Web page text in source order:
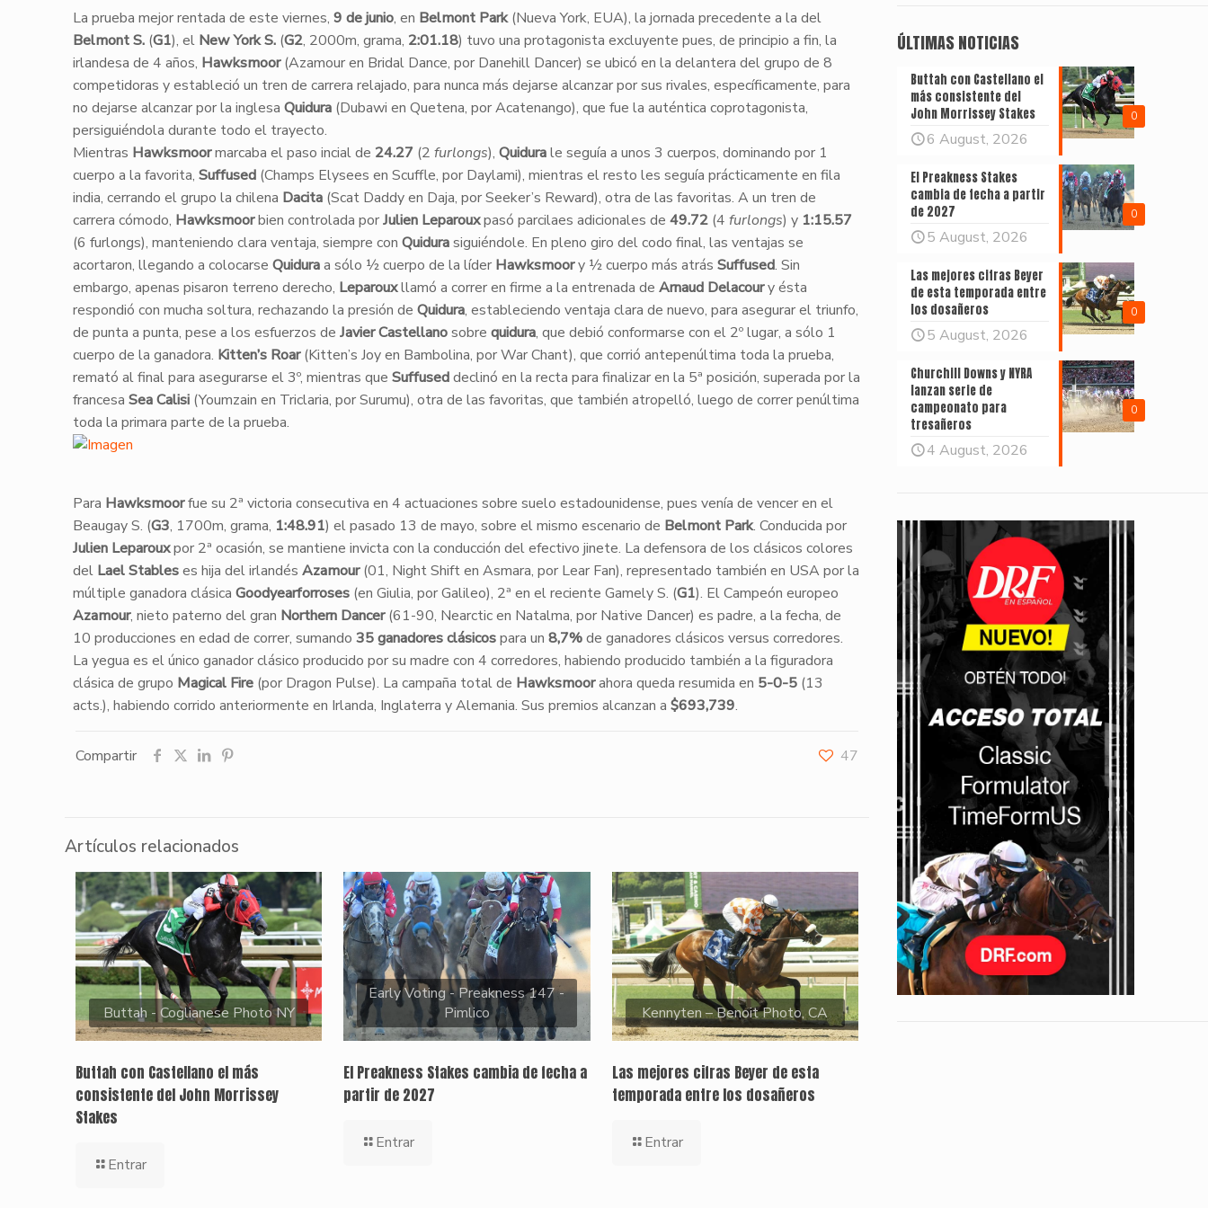
​La prueba mejor rentada de este viernes, 9 de junio, en Belmont Park(Nueva York, EUA), la jornada precedente a la del
Belmont S. (G1), el New York S.(G2, 2000m, grama, 2:01.18) tuvo una protagonista excluyente pues, de principio a fin, la
irlandesa de 4 años, Hawksmoor(Azamour en Bridal Dance, por Danehill Dancer) se ubicó en la delantera del grupo de 8
competidoras y estableció un tren de carrera relajado, para nunca más dejarse alcanzar por sus rivales, específicamente, para
no dejarse alcanzar por la inglesa Quidura(Dubawi en Quetena, por Acatenango), que fue la auténtica coprotagonista,
persiguiéndola durante todo el trayecto.
​Mientras Hawksmoormarcaba el paso incial de 24.27 (2 furlongs), Quidurale seguía a unos 3 cuerpos, dominando por 1
cuerpo a la favorita, Suffused(Champs Elysees en Scuffle, por Daylami), mientras el resto les seguía prácticamente en fila
india, cerrando el grupo la chilena Dacita(Scat Daddy en Daja, por Seeker’s Reward), otra de las favoritas. A un tren de
carrera cómodo, Hawksmoorbien controlada porJulien Leparouxpasó parcilaes adicionales de 49.72(4 furlongs) y 1:15.57
(6 furlongs), manteniendo clara ventaja, siempre con Quidurasiguiéndole. En pleno giro del codo final, las ventajas se
acortaron, llegando a colocarse Quiduraa sólo ½ cuerpo de la líder Hawksmoory ½ cuerpo más atrás Suffused. Sin
embargo, apenas pisaron terreno derecho, Leparouxllamó a correr en firme a la entrenada de Arnaud Delacoury ésta
respondió con mucha soltura, rechazando la presión de Quidura, estableciendo ventaja clara de nuevo, para asegurar el triunfo,
de punta a punta, pese a los esfuerzos de Javier Castellanosobre quidura, que debió conformarse con el 2º lugar, a sólo 1
cuerpo de la ganadora. Kitten’s Roar(Kitten’s Joy en Bambolina, por War Chant), que corrió antepenúltima toda la prueba,
remató al final para asegurarse el 3º, mientras que Suffuseddeclinó en la recta para finalizar en la 5ª posición, superada por la
francesa Sea Calisi(Youmzain en Triclaria, por Surumu), otra de las favoritas, que también atropelló, luego de correr penúltima
toda la primara parte de la prueba.
​Para Hawksmoorfue su 2ª victoria consecutiva en 4 actuaciones sobre suelo estadounidense, pues venía de vencer en el
Beaugay S. (G3, 1700m, grama, 1:48.91) el pasado 13 de mayo, sobre el mismo escenario de Belmont Park. Conducida por
Julien Leparouxpor 2ª ocasión, se mantiene invicta con la conducción del efectivo jinete. La defensora de los clásicos colores
del Lael Stableses hija del irlandés Azamour(01, Night Shift en Asmara, por Lear Fan), representado también en USA por la
múltiple ganadora clásica Goodyearforroses(en Giulia, por Galileo), 2ª en el reciente Gamely S. (G1). El Campeón europeo
Azamour, nieto paterno del gran Northern Dancer(61-90, Nearctic en Natalma, por Native Dancer) es padre, a la fecha, de
10 producciones en edad de correr, sumando 35 ganadores clásicospara un 8,7%de ganadores clásicos versus corredores.
La yegua es el único ganador clásico producido por su madre con 4 corredores, habiendo producido también a la figuradora
clásica de grupo Magical Fire(por Dragon Pulse). La campaña total de Hawksmoorahora queda resumida en 5-0-5(13
acts.), habiendo corrido anteriormente en Irlanda, Inglaterra y Alemania. Sus premios alcanzan a $693,739.
Compartir 47
Artículos relacionados
Buttah - Coglianese Photo NY
Buttah con Castellano el más
consistente del John Morrissey
Stakes
Entrar
Early Voting - Preakness 147 -
Pimlico
El Preakness Stakes cambia de fecha a
partir de 2027
Entrar
Kennyten – Benoit Photo, CA
Las mejores cifras Beyer de esta
temporada entre los dosañeros
Entrar
ÚLTIMAS NOTICIAS
0
Buttah con Castellano el
más consistente del
John Morrissey Stakes
6 August, 2026
0
El Preakness Stakes
cambia de fecha a partir
de 2027
5 August, 2026
0
Las mejores cifras Beyer
de esta temporada entre
los dosañeros
5 August, 2026
0
Churchill Downs y NYRA
lanzan serie de
campeonato para
tresañeros
4 August, 2026